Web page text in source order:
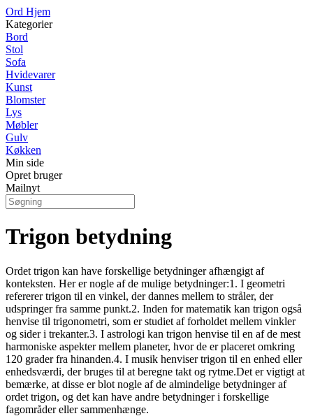
Ord Hjem
Kategorier
Bord
Stol
Sofa
Hvidevarer
Kunst
Blomster
Lys
Møbler
Gulv
Køkken
Min side
Opret bruger
Mailnyt
Trigon betydning
Ordet trigon kan have forskellige betydninger afhængigt af
konteksten. Her er nogle af de mulige betydninger:1. I geometri
refererer trigon til en vinkel, der dannes mellem to stråler, der
udspringer fra samme punkt.2. Inden for matematik kan trigon også
henvise til trigonometri, som er studiet af forholdet mellem vinkler
og sider i trekanter.3. I astrologi kan trigon henvise til en af de mest
harmoniske aspekter mellem planeter, hvor de er placeret omkring
120 grader fra hinanden.4. I musik henviser trigon til en enhed eller
enhedsværdi, der bruges til at beregne takt og rytme.Det er vigtigt at
bemærke, at disse er blot nogle af de almindelige betydninger af
ordet trigon, og det kan have andre betydninger i forskellige
fagområder eller sammenhænge.